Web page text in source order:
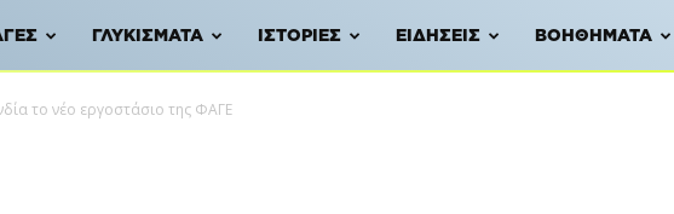
ΓΛΥΚΊΣΜΑΤΑ ΙΣΤΟΡΊΕΣ ΕΙΔΉΣΕΙΣ ΒΟΗΘΉΜΑΤΑ
το νέο εργοστάσιο της ΦΑΓΕ